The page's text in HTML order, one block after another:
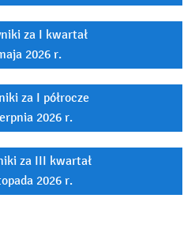
za I kwartał
2026 r.
za I półrocze
2026 r.
za III kwartał
2026 r.